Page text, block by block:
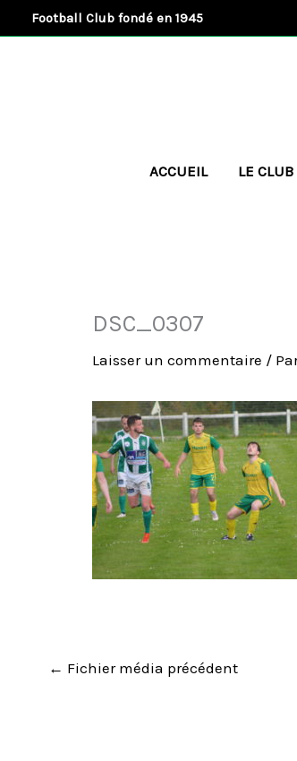
au
Football Club fondé en 1945
ACCUEIL LE CLUB
DSC_0307
Laisser un commentaire /
← Fichier média précédent